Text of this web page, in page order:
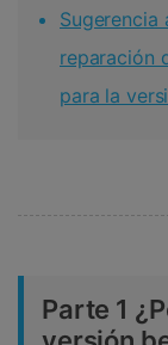
Sugerencia
reparación
para la
Parte 1